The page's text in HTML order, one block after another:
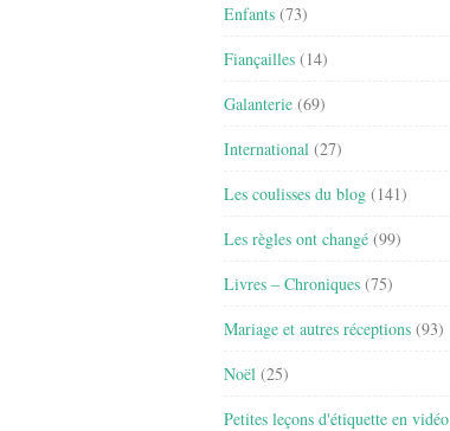
Enfants (73)
Fiançailles (14)
Galanterie (69)
International (27)
Les coulisses du blog (141)
Les règles ont changé (99)
Livres – Chroniques (75)
Mariage et autres réceptions (93)
Noël (25)
Petites leçons d'étiquette en vidéo